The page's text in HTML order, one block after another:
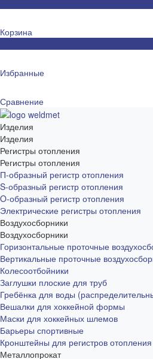
Корзина
Избранные
Сравнение
Изделия
Изделия
Регистры отопления
Регистры отопления
П-образный регистр отопления
S-образный регистр отопления
O-образный регистр отопления
Электрические регистры отопления
Воздухосборники
Воздухосборники
Горизонтальные проточные
Вертикальные проточные
Колесоотбойники
Заглушки плоские для труб
Гребёнка для воды
Вешалки для хоккейной формы
Маски для хоккейных шлемов
Барьеры спортивные
Кронштейны для регистров отопления
Металлопрокат